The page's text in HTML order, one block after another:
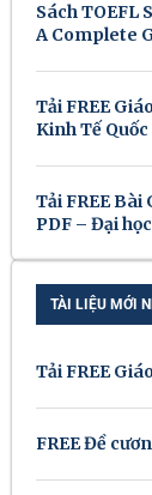
Sách TOEFL
A Complete
Tải FREE
Kinh Tế
Tải FREE
PDF – Đại
TÀI LIỆU MỚI
Tải FREE
FREE Đề